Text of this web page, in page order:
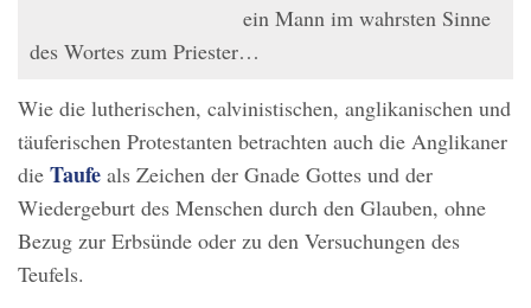
ein Mann im wahrsten Sinne
des Wortes zum Priester…
Wie die lutherischen, calvinistischen, anglikanischen und
täuferischen Protestanten betrachten auch die Anglikaner
die Taufe als Zeichen der Gnade Gottes und der
Wiedergeburt des Menschen durch den Glauben, ohne
Bezug zur Erbsünde oder zu den Versuchungen des
Teufels.